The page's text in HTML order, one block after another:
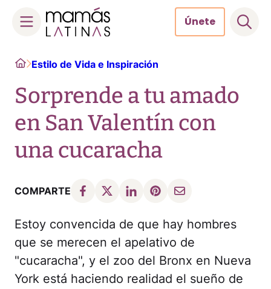
content
Únete
HomeEstilo de Vida e Inspiración
Sorprende a tu amado
en San Valentín con
una cucaracha
COMPARTE
Estoy convencida de que hay hombres
que se merecen el apelativo de
"cucaracha", y el zoo del Bronx en Nueva
York está haciendo realidad el sueño de